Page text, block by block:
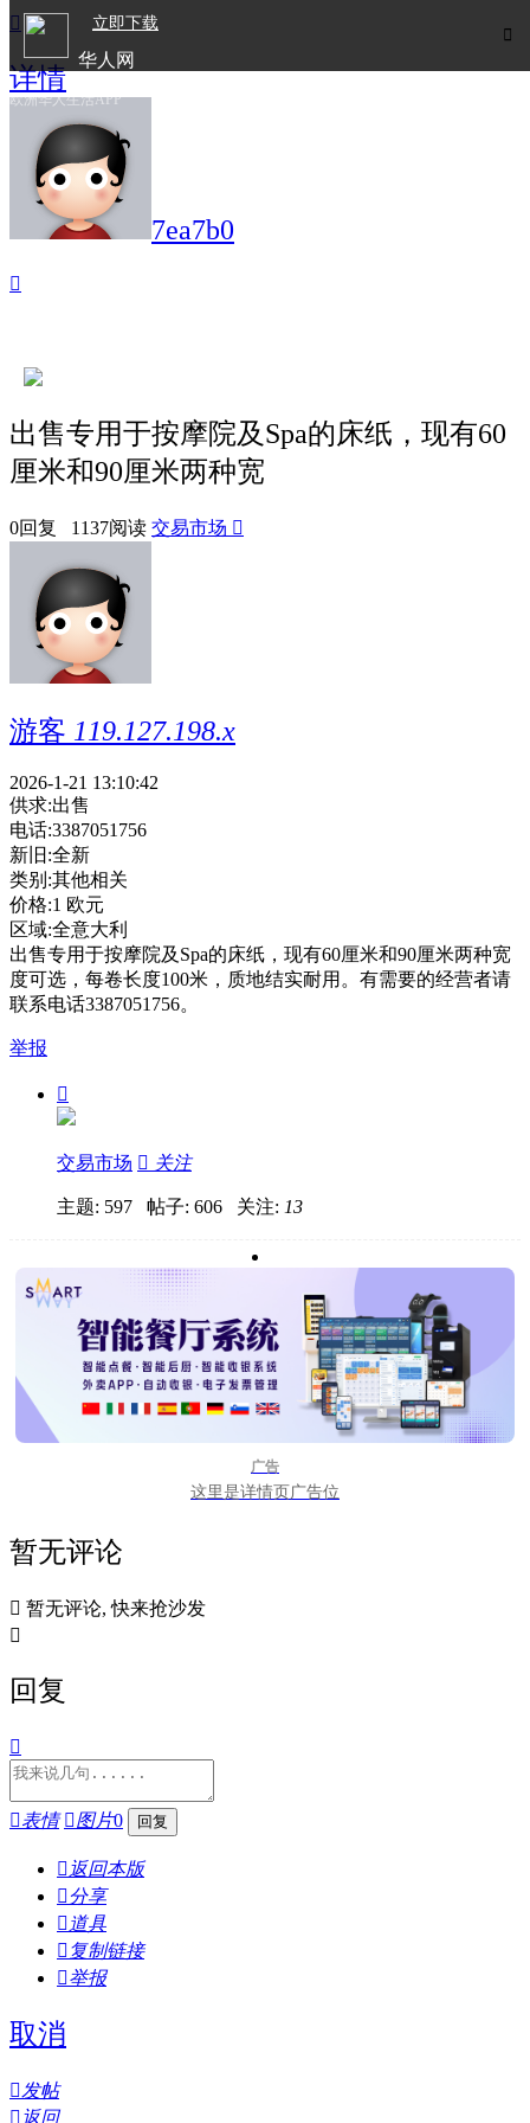

立即下载
华人网
欧洲华人生活APP

详情
7ea7b0

出售专用于按摩院及Spa的床纸，现有60
厘米和90厘米两种宽
0回复 1137阅读 交易市场 
游客 119.127.198.x
2026-1-21 13:10:42
供求:出售
电话:3387051756
新旧:全新
类别:其他相关
价格:1 欧元
区域:全意大利
出售专用于按摩院及Spa的床纸，现有60厘米和90厘米两种宽
度可选，每卷长度100米，质地结实耐用。有需要的经营者请
联系电话3387051756。
举报

交易市场  关注
主题: 597 帖子: 606 关注: 13
广告
这里是详情页广告位
暂无评论
 暂无评论, 快来抢沙发

回复

表情 图片0
 返回本版
分享
 道具
 复制链接
举报
取消
发帖
 返回